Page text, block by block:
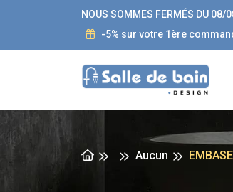
NOUS SOMMES FERMÉS DU 08/
-5% sur votre 1ère
Aucun